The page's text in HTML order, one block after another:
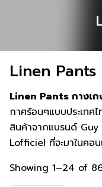
Linen Pants
Linen Pants กางเ
กาศร้อนๆแบบประเทศ
สินค้าจากแบรนด์ Guy
Lofficiel ที่จะมาในค
Showing 1–24 of
ข้าสู่ระบบด้วย LINE
คลิกที่นี่เพื่อสมัครสมาชิ
ชี รวมถึงจุดประสงค์อื่นๆ ตาม
ข้าสู่ระบบด้วย LINE